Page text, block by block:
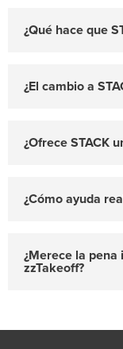
¿Qué hace que
¿El cambio a
¿Ofrece STACK
¿Cómo ayuda
¿Merece la pena
zzTakeoff?